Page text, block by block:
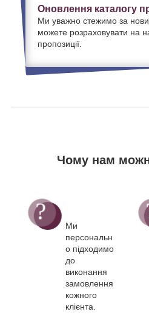
Оновлення каталогу
Ми уважно стежимо за
можете розраховувати на
пропозиції.
Чому нам
Ми
персональн
о підходимо
до
виконання
замовлення
кожного
клієнта.